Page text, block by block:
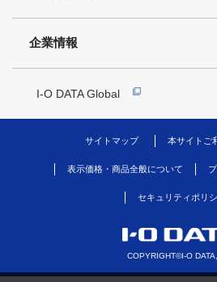
企業情報
I-O DATA Global
サイトマップ 本サイトご
表示価格・商品全般について
セキュリティポリ
COPYRIGHT©I-O